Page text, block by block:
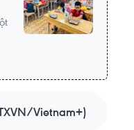
Vietnam+)